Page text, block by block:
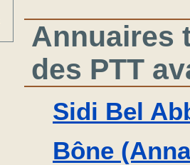
Annuaires
des PTT
Sidi Bel
Bône